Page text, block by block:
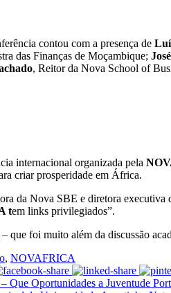
contou com a presença de
das Finanças de Moçambique;
, Reitor da Nova School of
internacional organizada pela
criar prosperidade em África.
da Nova SBE e diretora executiva
tem links privilegiados”.
que foi muito além da discussão
, NOVAFRICA
Que Oportunidades a Juventude